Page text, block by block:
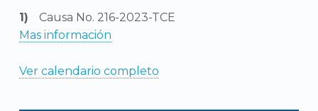
Causa No. 216-2023-TCE
Mas información
Ver calendario completo